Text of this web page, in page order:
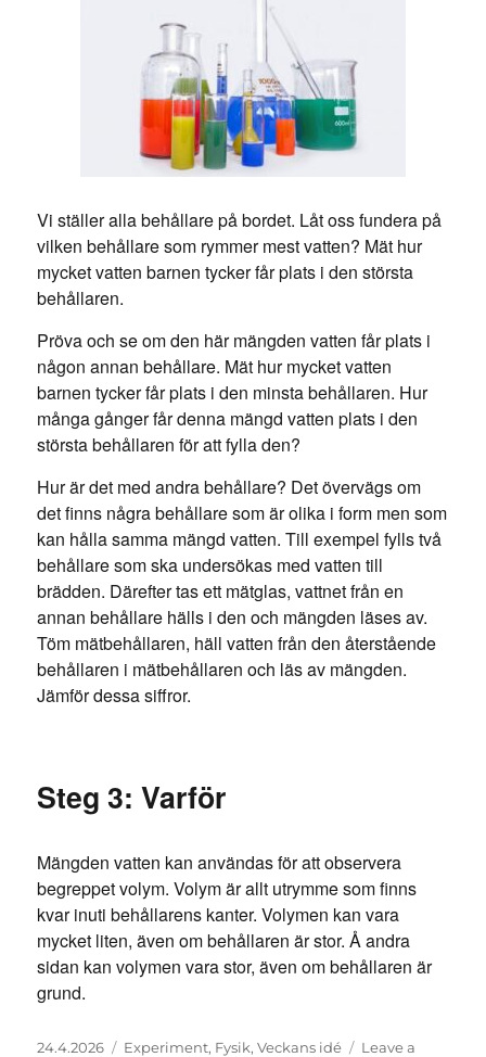
Vi ställer alla behållare på bordet. Låt oss fundera på
vilken behållare som rymmer mest vatten? Mät hur
mycket vatten barnen tycker får plats i den största
behållaren.
Pröva och se om den här mängden vatten får plats i
någon annan behållare. Mät hur mycket vatten
barnen tycker får plats i den minsta behållaren. Hur
många gånger får denna mängd vatten plats i den
största behållaren för att fylla den?
Hur är det med andra behållare? Det övervägs om
det finns några behållare som är olika i form men som
kan hålla samma mängd vatten. Till exempel fylls två
behållare som ska undersökas med vatten till
brädden. Därefter tas ett mätglas, vattnet från en
annan behållare hälls i den och mängden läses av.
Töm mätbehållaren, häll vatten från den återstående
behållaren i mätbehållaren och läs av mängden.
Jämför dessa siffror.
Steg 3: Varför
Mängden vatten kan användas för att observera
begreppet volym. Volym är allt utrymme som finns
kvar inuti behållarens kanter. Volymen kan vara
mycket liten, även om behållaren är stor. Å andra
sidan kan volymen vara stor, även om behållaren är
grund.
Posted
24.4.2026 Categories
Experiment, Fysik,Veckans idé
Leave a